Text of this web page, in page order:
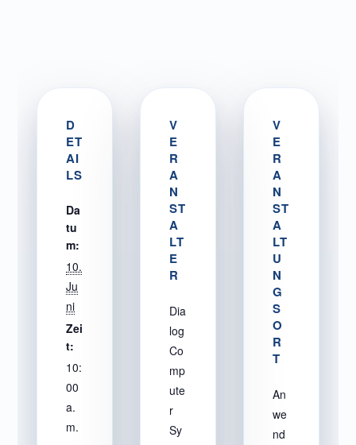
D
ET
AI
LS
Da
tu
m:
10.
Ju
ni
Zei
t:
10:
00
a.
m.
V
E
R
A
N
ST
A
LT
U
N
G
S
O
R
T
An
we
nd
V
E
R
A
N
ST
A
LT
E
R
Dia
log
Co
mp
ute
r
Sy